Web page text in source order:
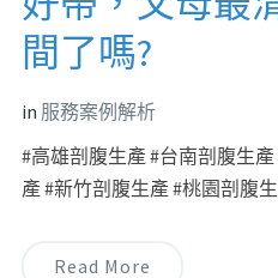
間了嗎?
in 服務案例解析
#高雄剖腹生產 #台南剖腹生
產 #新竹剖腹生產 #桃園剖腹
Read More